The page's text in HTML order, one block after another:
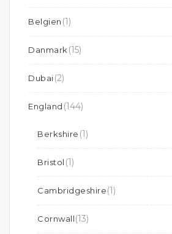
Belgien (1)
Danmark (15)
Dubai(2)
England (144)
Berkshire (1)
Bristol (1)
Cambridgeshire(1)
Cornwall(13)